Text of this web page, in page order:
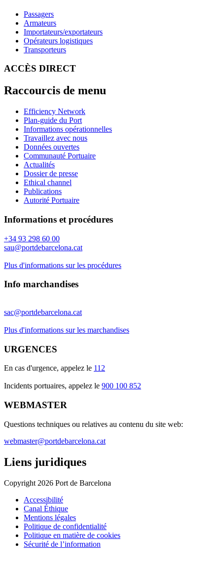
Passagers
Armateurs
Importateurs/exportateurs
Opérateurs logistiques
Transporteurs
ACCÈS DIRECT
Raccourcis de menu
Efficiency Network
Plan-guide du Port
Informations opérationnelles
Travaillez avec nous
Données ouvertes
Communauté Portuaire
Actualités
Dossier de presse
Ethical channel
Publications
Autorité Portuaire
Informations et procédures
+34 93 298 60 00
sau@portdebarcelona.cat
Plus d'informations sur les procédures
Info marchandises
sac@portdebarcelona.cat
Plus d'informations sur les marchandises
URGENCES
En cas d'urgence, appelez le 112
Incidents portuaires, appelez le 900 100 852
WEBMASTER
Questions techniques ou relatives au contenu du site web:
webmaster@portdebarcelona.cat
Liens juridiques
Copyright 2026 Port de Barcelona
Accessibilité
Canal Éthique
Mentions légales
Politique de confidentialité
Politique en matière de cookies
Sécurité de l’information